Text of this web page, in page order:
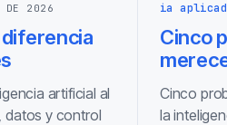
DE 2026
diferencia
artificial al
datos y control
ia
Cinco
Cinco
la